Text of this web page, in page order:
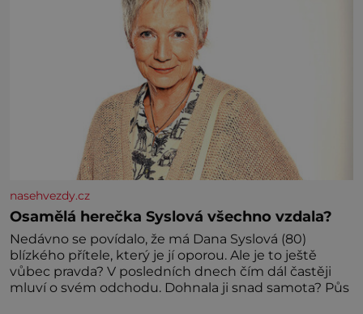
nasehvezdy.cz
Osamělá herečka Syslová všechno vzdala?
Nedávno se povídalo, že má Dana Syslová (80)
blízkého přítele, který je jí oporou. Ale je to ještě
vůbec pravda? V posledních dnech čím dál častěji
mluví o svém odchodu. Dohnala ji snad samota? Půs